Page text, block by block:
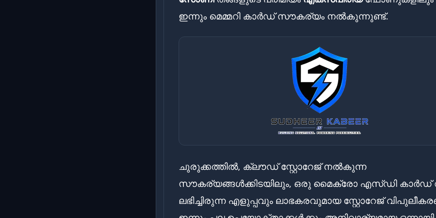
ഇന്നും മെമ്മറി കാർഡ് സൗകര്യം നൽകുന്നുണ്ട്.
ചുരുക്കത്തിൽ, ക്ലൗഡ് സ്റ്റോറേജ് നൽകുന്ന
സൗകര്യങ്ങൾക്കിടയിലും, ഒരു മൈക്രോ എസ്ഡി കാർഡ്
ലഭിച്ചിരുന്ന എളുപ്പവും ലാഭകരവുമായ സ്റ്റോറേജ്